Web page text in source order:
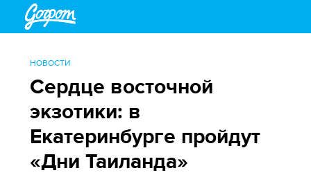
НОВОСТИ
Сердце восточной
экзотики: в
Екатеринбурге пройдут
«Дни Таиланда»